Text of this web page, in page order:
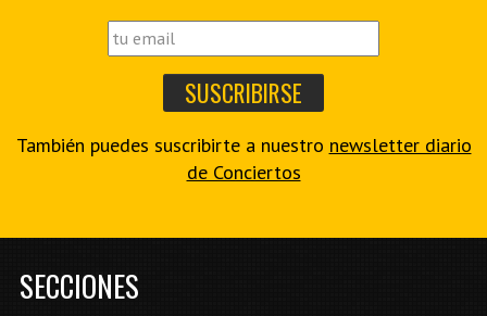
También puedes suscribirte a nuestro newsletter diario
de Conciertos
SECCIONES